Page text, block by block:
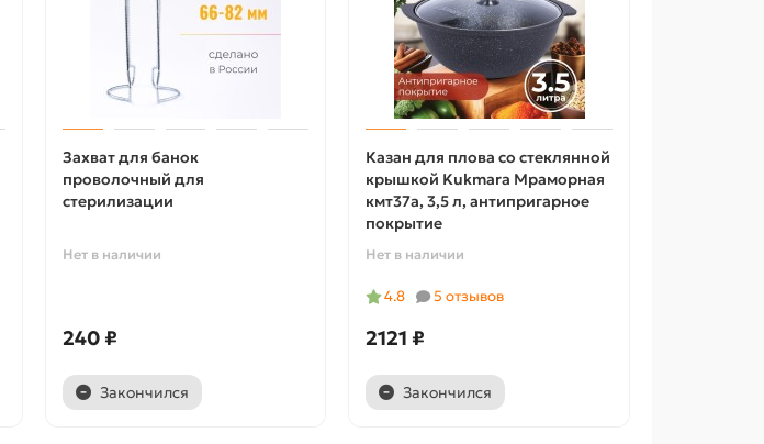
Захват для банок
проволочный для
стерилизации
Нет в наличии
240 ₽
Закончился
Казан для плова со стеклянной
крышкой Kukmara Мраморная
кмт37а, 3,5 л, антипригарное
покрытие
Нет в наличии
4.8 5 отзывов
2121 ₽
Закончился